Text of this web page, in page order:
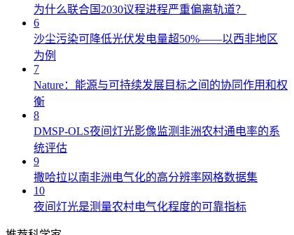
为什么联合国2030议程进程严重偏离轨道？
6
沙尘污染可降低光伏发电量超50%——以西非地区
为例
7
Nature：能源与可持续发展目标之间的协同作用和权
衡
8
DMSP-OLS夜间灯光影像监测非洲农村通电率的系
统评估
9
撒哈拉以南非洲电气化的高分辨率网格数据集
10
夜间灯光是测量农村电气化程度的可靠指标